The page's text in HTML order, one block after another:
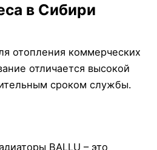
в Сибири
отопления коммерческих
отличается высокой
сроком службы.
BALLU – это